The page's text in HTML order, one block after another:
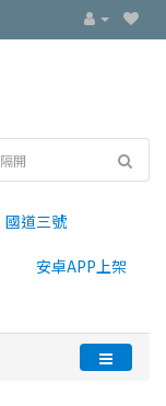
國道三號
安卓APP上架